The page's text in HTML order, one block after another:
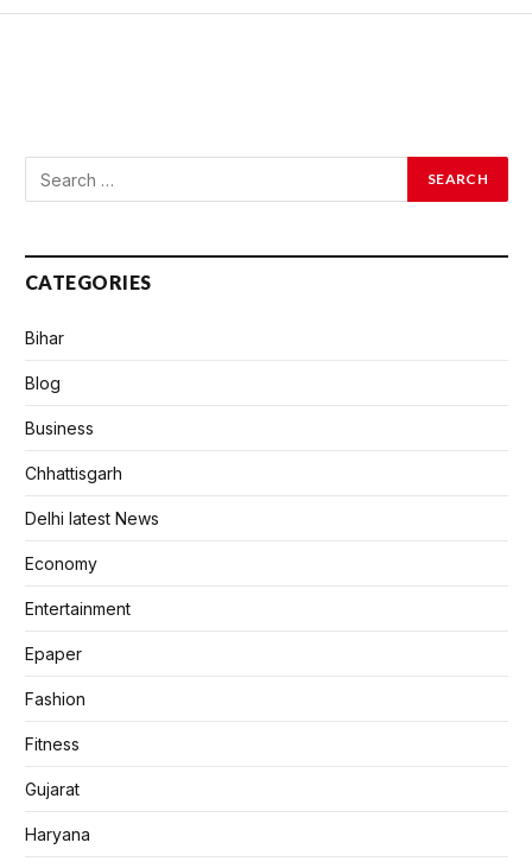
CATEGORIES
Bihar
Blog
Business
Chhattisgarh
Delhi latest News
Economy
Entertainment
Epaper
Fashion
Fitness
Gujarat
Haryana